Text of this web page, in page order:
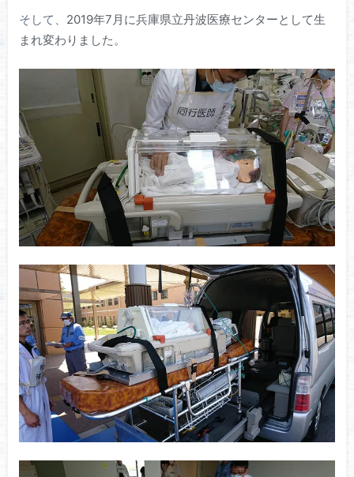
そして、 2019年7月に兵庫県立丹波医療センターとして生
まれ変わりました。